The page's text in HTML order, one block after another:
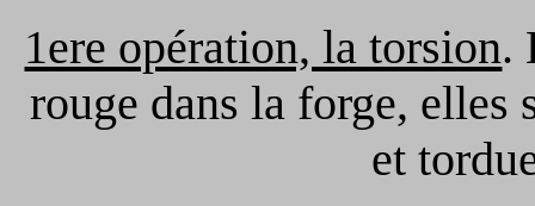
1ere opération, la torsion.
rouge dans la forge, elles
et